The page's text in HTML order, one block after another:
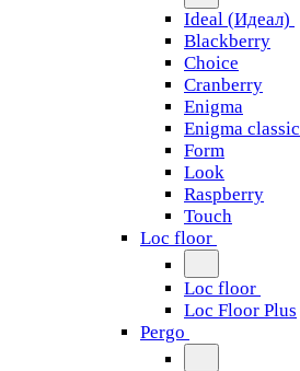
Ideal (Идеал)
Blackberry
Choice
Cranberry
Enigma
Enigma classic
Form
Look
Raspberry
Touch
Loc floor
Loc floor
Loc Floor Plus
Pergo